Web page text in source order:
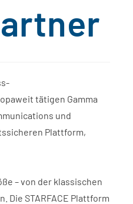
tätigen Gamma
und
Plattform,
– von der klassischen
Die STARFACE Plattform